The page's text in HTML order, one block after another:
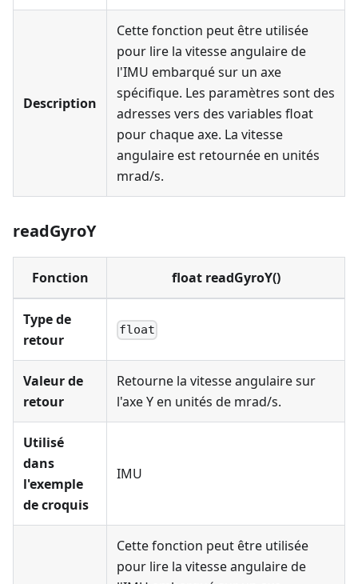
Description
Cette fonction peut être utilisée
pour lire la vitesse angulaire de
l'IMU embarqué sur un axe
spécifique. Les paramètres sont des
adresses vers des variables float
pour chaque axe. La vitesse
angulaire est retournée en unités
mrad/s.
readGyroY
Fonction float readGyroY()
Type de
retour
float
Valeur de
retour
Retourne la vitesse angulaire sur
l'axe Y en unités de mrad/s.
Utilisé
dans
l'exemple
de croquis
IMU
Cette fonction peut être utilisée
pour lire la vitesse angulaire de